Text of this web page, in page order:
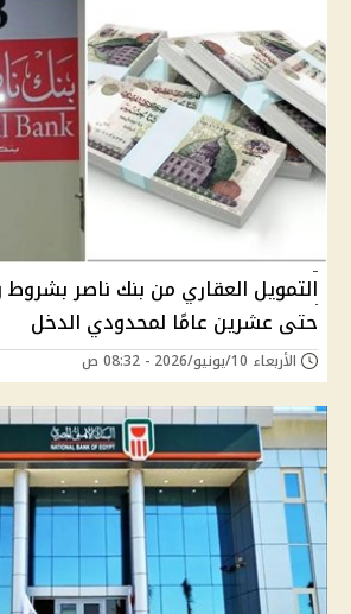
التمويل العقاري من بنك ناصر
حتى عشرين عامًا لمحدودي الدخل
الأربعاء 10/يونيو/2026 - 08:32 ص